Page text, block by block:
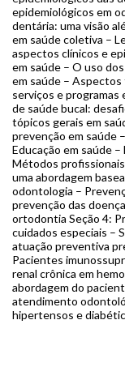
epidemiológicos em
dentária: uma visão
em saúde coletiva –
aspectos clínicos e
em saúde – O uso
em saúde –
serviços e programas
de saúde bucal:
tópicos gerais em
prevenção em saúde
Educação em saúde
Métodos
uma abordagem
odontologia –
prevenção das
ortodontia Seção 4:
cuidados especiais –
atuação preventiva
Pacientes
renal crônica em
abordagem do
atendimento
hipertensos e